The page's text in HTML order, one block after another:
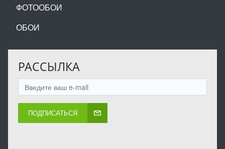
ФОТООБОИ
ОБОИ
РАССЫЛКА
ПОДПИСАТЬСЯ